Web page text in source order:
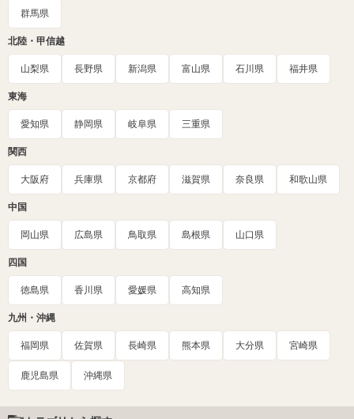
群馬県
北陸・甲信越
山梨県 長野県 新潟県 富山県 石川県 福井県
東海
愛知県 静岡県 岐阜県 三重県
関西
大阪府 兵庫県 京都府 滋賀県 奈良県 和歌山県
中国
岡山県 広島県 鳥取県 島根県 山口県
四国
徳島県 香川県 愛媛県 高知県
九州・沖縄
福岡県 佐賀県 長崎県 熊本県 大分県 宮崎県
鹿児島県 沖縄県